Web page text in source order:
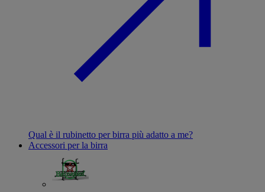
Qual è il rubinetto per birra più adatto a me?
Accessori per la birra